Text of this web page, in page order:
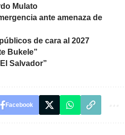
Mulato
ante amenaza de
de cara al 2027
Bukele”
Salvador”
Facebook